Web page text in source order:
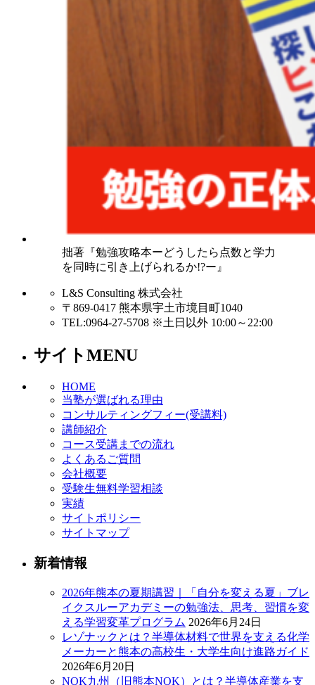
拙著『勉強攻略本ーどうしたら点数と学力
を同時に引き上げられるか!?ー』
L&S Consulting 株式会社
〒869-0417 熊本県宇土市境目町1040
TEL:0964-27-5708 ※土日以外 10:00～22:00
サイトMENU
HOME
当塾が選ばれる理由
コンサルティングフィー(受講料)
講師紹介
コース受講までの流れ
よくあるご質問
会社概要
受験生無料学習相談
実績
サイトポリシー
サイトマップ
新着情報
2026年熊本の夏期講習｜「自分を変える夏」ブレ
イクスルーアカデミーの勉強法、思考、習慣を変
える学習変革プログラム 2026年6月24日
レゾナックとは？半導体材料で世界を支える化学
メーカーと熊本の高校生・大学生向け進路ガイド
2026年6月20日
NOK九州（旧熊本NOK）とは？半導体産業を支